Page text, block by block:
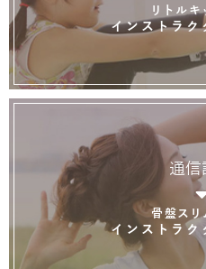
リトルキ
インストラ
通信
骨盤ス
インストラ